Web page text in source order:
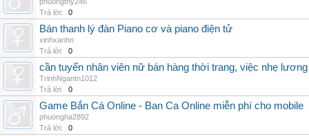
Trả lời:
0
Bán thanh lý đàn Piano cơ và piano điện tử
xinhxanhn
Trả lời:
0
cần tuyển nhân viên nữ bán hàng thời trang, việc nhẹ
TrinhNgantn1012
Trả lời:
0
Game Bắn Cá Online - Ban Ca Online miễn phí cho mobile
phuongha2892
Trả lời:
0